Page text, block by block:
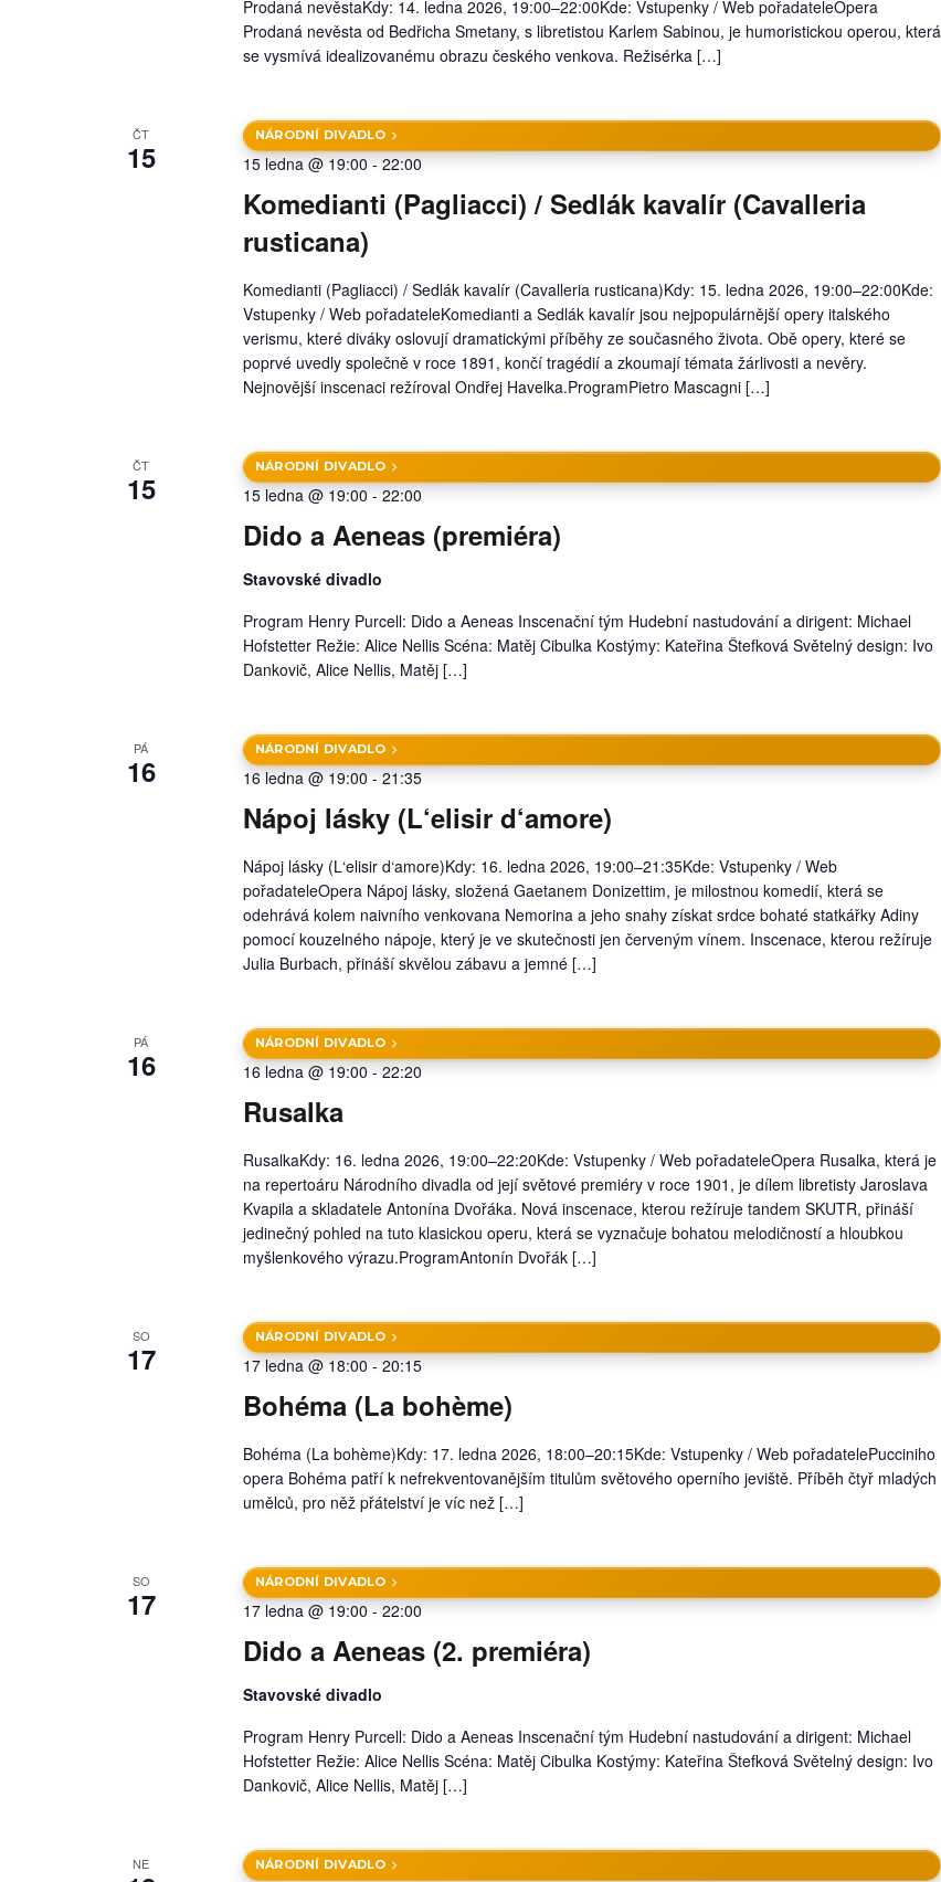
Prodaná nevěstaKdy: 14. ledna 2026, 19:00–22:00Kde: Vstupenky / Web pořadateleOpera
Prodaná nevěsta od Bedřicha Smetany, s libretistou Karlem Sabinou, je humoristickou operou, která
se vysmívá idealizovanému obrazu českého venkova. Režisérka […]
ČT
15
Komedianti (Pagliacci) / Sedlák kavalír (Cavalleria
rusticana)
NÁRODNÍ DIVADLO
15 ledna @ 19:00-22:00
Komedianti (Pagliacci) / Sedlák kavalír (Cavalleria rusticana)Kdy: 15. ledna 2026, 19:00–22:00Kde:
Vstupenky / Web pořadateleKomedianti a Sedlák kavalír jsou nejpopulárnější opery italského
verismu, které diváky oslovují dramatickými příběhy ze současného života. Obě opery, které se
poprvé uvedly společně v roce 1891, končí tragédií a zkoumají témata žárlivosti a nevěry.
Nejnovější inscenaci režíroval Ondřej Havelka.ProgramPietro Mascagni […]
ČT
15
Dido a Aeneas (premiéra)
NÁRODNÍ DIVADLO
15 ledna @ 19:00-22:00
Stavovské divadlo
Program Henry Purcell: Dido a Aeneas Inscenační tým Hudební nastudování a dirigent: Michael
Hofstetter Režie: Alice Nellis Scéna: Matěj Cibulka Kostýmy: Kateřina Štefková Světelný design: Ivo
Dankovič, Alice Nellis, Matěj […]
PÁ
16
Nápoj lásky (L‘elisir d‘amore)
NÁRODNÍ DIVADLO
16 ledna @ 19:00-21:35
Nápoj lásky (L‘elisir d‘amore)Kdy: 16. ledna 2026, 19:00–21:35Kde: Vstupenky / Web
pořadateleOpera Nápoj lásky, složená Gaetanem Donizettim, je milostnou komedií, která se
odehrává kolem naivního venkovana Nemorina a jeho snahy získat srdce bohaté statkářky Adiny
pomocí kouzelného nápoje, který je ve skutečnosti jen červeným vínem. Inscenace, kterou režíruje
Julia Burbach, přináší skvělou zábavu a jemné […]
PÁ
16
Rusalka
NÁRODNÍ DIVADLO
16 ledna @ 19:00-22:20
RusalkaKdy: 16. ledna 2026, 19:00–22:20Kde: Vstupenky / Web pořadateleOpera Rusalka, která je
na repertoáru Národního divadla od její světové premiéry v roce 1901, je dílem libretisty Jaroslava
Kvapila a skladatele Antonína Dvořáka. Nová inscenace, kterou režíruje tandem SKUTR, přináší
jedinečný pohled na tuto klasickou operu, která se vyznačuje bohatou melodičností a hloubkou
myšlenkového výrazu.ProgramAntonín Dvořák […]
SO
17
Bohéma (La bohème)
NÁRODNÍ DIVADLO
17 ledna @ 18:00-20:15
Bohéma (La bohème)Kdy: 17. ledna 2026, 18:00–20:15Kde: Vstupenky / Web pořadatelePucciniho
opera Bohéma patří k nefrekventovanějším titulům světového operního jeviště. Příběh čtyř mladých
umělců, pro něž přátelství je víc než […]
SO
17
Dido a Aeneas (2. premiéra)
NÁRODNÍ DIVADLO
17 ledna @ 19:00-22:00
Stavovské divadlo
Program Henry Purcell: Dido a Aeneas Inscenační tým Hudební nastudování a dirigent: Michael
Hofstetter Režie: Alice Nellis Scéna: Matěj Cibulka Kostýmy: Kateřina Štefková Světelný design: Ivo
Dankovič, Alice Nellis, Matěj […]
NE NÁRODNÍ DIVADLO